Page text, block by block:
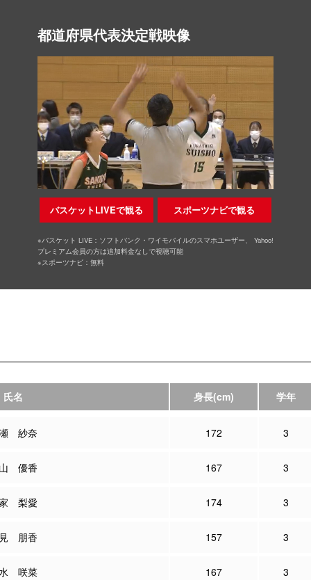
都道府県代表決定戦映像
バスケットLIVEで観る スポーツナビで観る
※バスケット LIVE：ソフトバンク・ワイモバイルのスマホユーザー、 Yahoo!
プレミアム会員の方は追加料金なしで視聴可能
※スポーツナビ：無料
氏名 身長(cm) 学年
紗奈 172 3
優香 167 3
梨愛 174 3
朋香 157 3
咲菜 167 3